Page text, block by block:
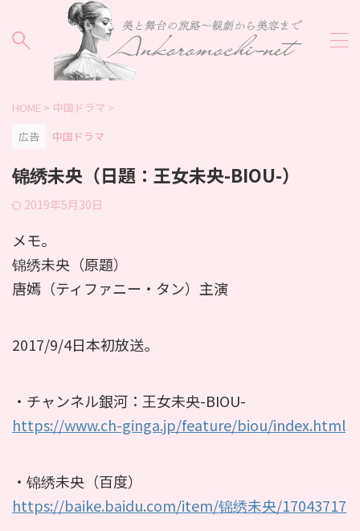
HOME > 中国ドラマ >
広告
中国ドラマ
锦绣未央（日題：王女未央-BIOU-）
2019年5月30日
メモ。
锦绣未央（原題）
唐嫣（ティファニー・タン）主演
2017/9/4日本初放送。
・チャンネル銀河：王女未央-BIOU-
https://www.ch-ginga.jp/feature/biou/index.html
・锦绣未央（百度）
https://baike.baidu.com/item/锦绣未央/17043717